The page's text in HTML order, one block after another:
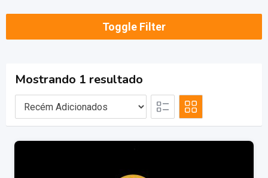
Toggle Filter
Mostrando 1 resultado